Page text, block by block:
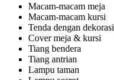
Macam-macam meja
Macam-macam kursi
Tenda dengan dekorasi
Cover meja & kursi
Tiang bendera
Tiang antrian
Lampu taman